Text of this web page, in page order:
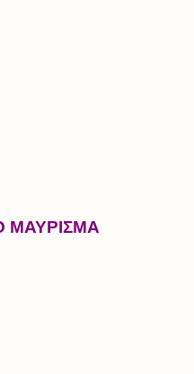
ΜΑΥΡΙΣΜΑ